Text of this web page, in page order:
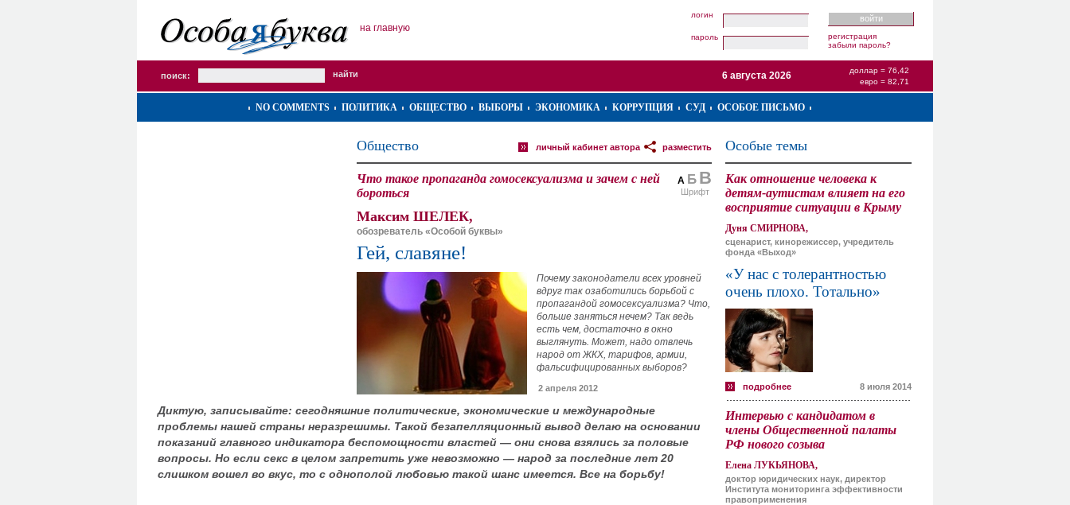
на главную
логин
пароль
регистрация
забыли пароль?
поиск:
доллар = 76,42
евро = 82,71
6 августа 2026
NO COMMENTS ПОЛИТИКА ОБЩЕСТВО ВЫБОРЫ ЭКОНОМИКА КОРРУПЦИЯ СУД ОСОБОЕ ПИСЬМО
Общество разместить
личный кабинет автора
А Б В
Шрифт
Что такое пропаганда гомосексуализма и зачем с ней
бороться
Максим ШЕЛЕК,
обозреватель «Особой буквы»
Гей, славяне!
Почему законодатели всех уровней
вдруг так озаботились борьбой с
пропагандой гомосексуализма? Что,
больше заняться нечем? Так ведь
есть чем, достаточно в окно
выглянуть. Может, надо отвлечь
народ от ЖКХ, тарифов, армии,
фальсифицированных выборов?
2 апреля 2012
Диктую, записывайте: сегодняшние политические, экономические и международные
проблемы нашей страны неразрешимы. Такой безапелляционный вывод делаю на основании
показаний главного индикатора беспомощности властей — они снова взялись за половые
вопросы. Но если секс в целом запретить уже невозможно — народ за последние лет 20
слишком вошел во вкус, то с однополой любовью такой шанс имеется. Все на борьбу!
Особые темы
Как отношение человека к
детям-аутистам влияет на его
восприятие ситуации в Крыму
Дуня СМИРНОВА,
сценарист, кинорежиссер, учредитель
фонда «Выход»
«У нас с толерантностью
очень плохо. Тотально»
подробнее 8 июля 2014
Интервью с кандидатом в
члены Общественной палаты
РФ нового созыва
Елена ЛУКЬЯНОВА,
доктор юридических наук, директор
Института мониторинга эффективности
правоприменения